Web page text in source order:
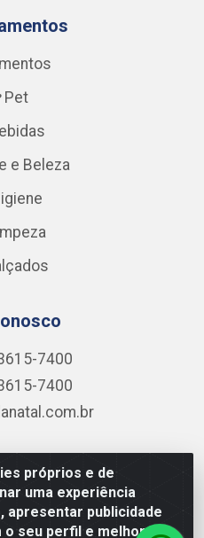
próprios e de
uma experiência
apresentar publicidade
seu perfil e melhorar a
Pet
e Beleza
7400
7400
Abel Cabral, 1090 - Nova
- CEP 59.151-250 - CNPJ
0001-11